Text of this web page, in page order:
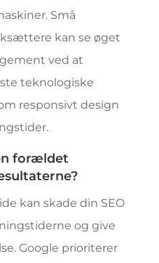
Små
kan se øget
ved at
teknologiske
responsivt design
forældet
kan skade din SEO
og give
Google prioriterer